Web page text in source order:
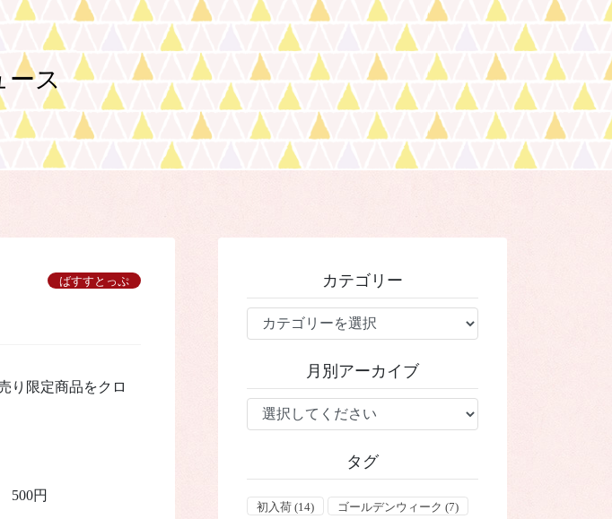
ース
ばすすとっぷ
り限定商品をクロ
500円
カテゴリー
テ
ー
月別アーカイブ
タグ
初入荷 (14) ゴールデンウィーク (7)